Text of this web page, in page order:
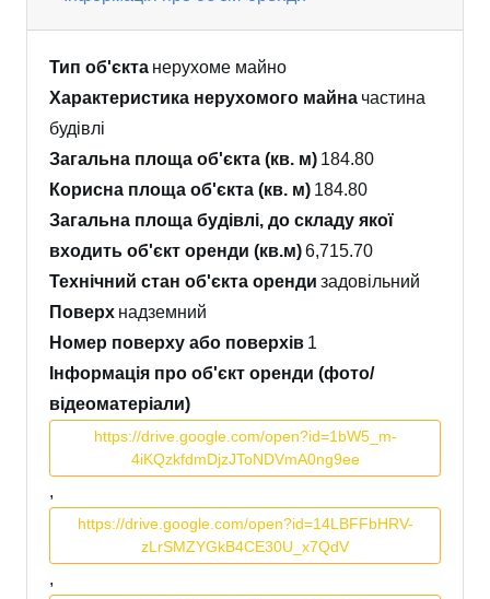
Тип об'єкта нерухоме майно
Характеристика нерухомого майна частина
будівлі
Загальна площа об'єкта (кв. м) 184.80
Корисна площа об'єкта (кв. м) 184.80
Загальна площа будівлі, до складу якої
входить об'єкт оренди (кв.м)6,715.70
Технічний стан об'єкта оренди задовільний
Поверх надземний
Номер поверху або поверхів 1
Інформація про об'єкт оренди (фото/
відеоматеріали)
https://drive.google.com/open?id=1bW5_m-
4iKQzkfdmDjzJToNDVmA0ng9ee
,
https://drive.google.com/open?id=14LBFFbHRV-
zLrSMZYGkB4CE30U_x7QdV
,